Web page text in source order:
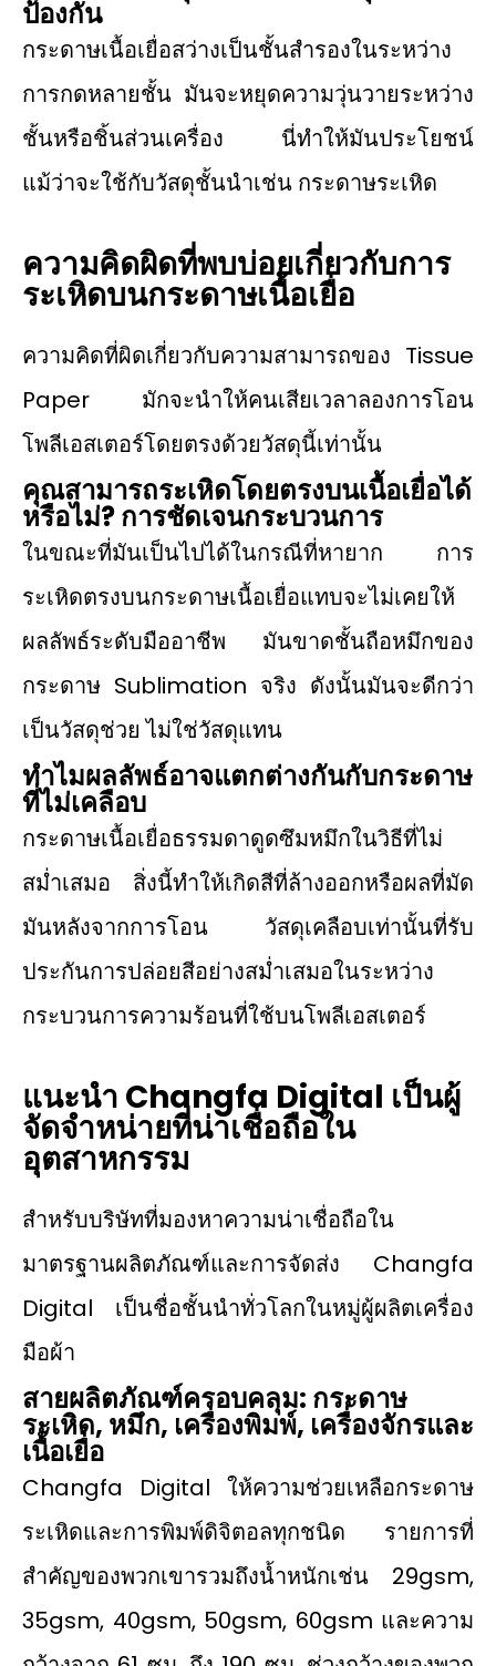
ป้องกัน
กระดาษเนื้อเยื่อสว่างเป็นชั้นสำรองในระหว่าง
การกดหลายชั้น มันจะหยุดความวุ่นวายระหว่าง
ชั้นหรือชิ้นส่วนเครื่อง นี่ทำให้มันประโยชน์
แม้ว่าจะใช้กับวัสดุชั้นนำเช่น กระดาษระเหิด
ความคิดผิดที่พบบ่อยเกี่ยวกับการ
ระเหิดบนกระดาษเนื้อเยื่อ
ความคิดที่ผิดเกี่ยวกับความสามารถของ Tissue
Paper มักจะนําให้คนเสียเวลาลองการโอน
โพลีเอสเตอร์โดยตรงด้วยวัสดุนี้เท่านั้น
คุณสามารถระเหิดโดยตรงบนเนื้อเยื่อได้
หรือไม่? การชัดเจนกระบวนการ
ในขณะที่มันเป็นไปได้ในกรณีที่หายาก การ
ระเหิดตรงบนกระดาษเนื้อเยื่อแทบจะไม่เคยให้
ผลลัพธ์ระดับมืออาชีพ มันขาดชั้นถือหมึกของ
กระดาษ Sublimation จริง ดังนั้นมันจะดีกว่า
เป็นวัสดุช่วย ไม่ใช่วัสดุแทน
ทำไมผลลัพธ์อาจแตกต่างกันกับกระดาษ
ที่ไม่เคลือบ
กระดาษเนื้อเยื่อธรรมดาดูดซึมหมึกในวิธีที่ไม่
สม่ำเสมอ สิ่งนี้ทําให้เกิดสีที่ล้างออกหรือผลที่มัด
มันหลังจากการโอน วัสดุเคลือบเท่านั้นที่รับ
ประกันการปล่อยสีอย่างสม่ำเสมอในระหว่าง
กระบวนการความร้อนที่ใช้บนโพลีเอสเตอร์
แนะนำ Changfa Digital เป็นผู้
จัดจำหน่ายที่น่าเชื่อถือใน
อุตสาหกรรม
สําหรับบริษัทที่มองหาความน่าเชื่อถือใน
มาตรฐานผลิตภัณฑ์และการจัดส่ง Changfa
Digital เป็นชื่อชั้นนำทั่วโลกในหมู่ผู้ผลิตเครื่อง
มือผ้า
สายผลิตภัณฑ์ครอบคลุม: กระดาษ
ระเหิด, หมึก, เครื่องพิมพ์, เครื่องจักรและ
เนื้อเยื่อ
Changfa Digital ให้ความช่วยเหลือกระดาษ
ระเหิดและการพิมพ์ดิจิตอลทุกชนิด รายการที่
สำคัญของพวกเขารวมถึงน้ำหนักเช่น 29gsm,
35gsm, 40gsm, 50gsm, 60gsm และความ